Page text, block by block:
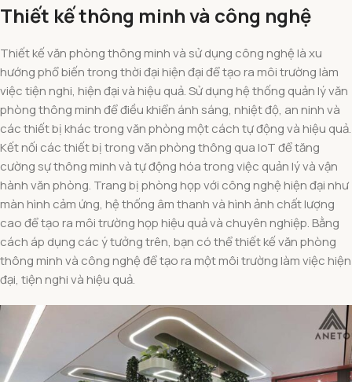
Thiết kế thông minh và công nghệ
Thiết kế văn phòng thông minh và sử dụng công nghệ là xu
hướng phổ biến trong thời đại hiện đại để tạo ra môi trường làm
việc tiện nghi, hiện đại và hiệu quả. Sử dụng hệ thống quản lý văn
phòng thông minh để điều khiển ánh sáng, nhiệt độ, an ninh và
các thiết bị khác trong văn phòng một cách tự động và hiệu quả.
Kết nối các thiết bị trong văn phòng thông qua IoT để tăng
cường sự thông minh và tự động hóa trong việc quản lý và vận
hành văn phòng. Trang bị phòng họp với công nghệ hiện đại như
màn hình cảm ứng, hệ thống âm thanh và hình ảnh chất lượng
cao để tạo ra môi trường họp hiệu quả và chuyên nghiệp. Bằng
cách áp dụng các ý tưởng trên, bạn có thể thiết kế văn phòng
thông minh và công nghệ để tạo ra một môi trường làm việc hiện
đại, tiện nghi và hiệu quả.